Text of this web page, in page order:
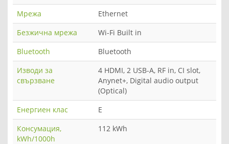
Мрежа
Ethernet
Безжична мрежа
Wi-Fi Built in
Bluetooth
Bluetooth
Изводи за
свързване
4 HDMI, 2 USB-A, RF in, CI slot,
Anynet+, Digital audio output
(Optical)
Енергиен клас
E
Консумация,
kWh/1000h
112 kWh